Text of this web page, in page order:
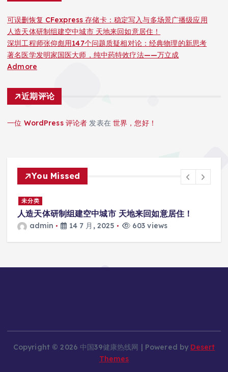
可误删恢复 CFexpress 存储卡：稳定写入与多场景广播级应用
人造天体研制组建空中城市 天地来回如意居住！
深圳工程师张仰彪用147个问题质疑相对论：经典物理的新思考
著名医学发明家国医大师，纯中药特效疗法——万立成
Admore
近期评论
一位 WordPress 评论者 发表在世界，您好！
You Missed
未分类
人造天体研制组建空中城市 天地来回如意居住！
admin 14 7 月, 2025 603 views
Copyright © 2026 中国39健康热线网 | Powered by Desert
Themes